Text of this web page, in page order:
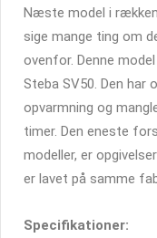
Næste model i
sige mange ting om
ovenfor. Denne
Steba SV50. Den har
opvarmning og
timer. Den eneste
modeller, er
er lavet på samme
Specifikationer: